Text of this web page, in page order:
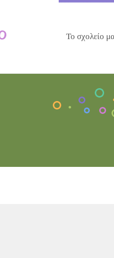
Το σχολείο